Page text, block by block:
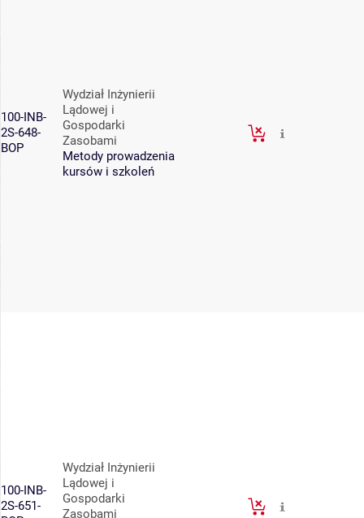
100-INB-
2S-648-
BOP
Wydział Inżynierii
Lądowej i
Gospodarki
Zasobami
Metody prowadzenia
kursów i szkoleń
100-INB-
2S-651-
Wydział Inżynierii
Lądowej i
Gospodarki
Zasobami